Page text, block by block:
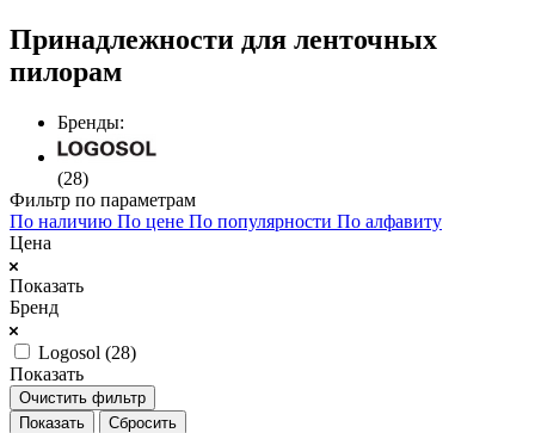
Принадлежности для ленточных
пилорам
Бренды:
(28)
Фильтр по параметрам
По наличию По цене По популярности По алфавиту
Цена
Показать
Бренд
Logosol (28)
Показать
Очистить фильтр
Сбросить